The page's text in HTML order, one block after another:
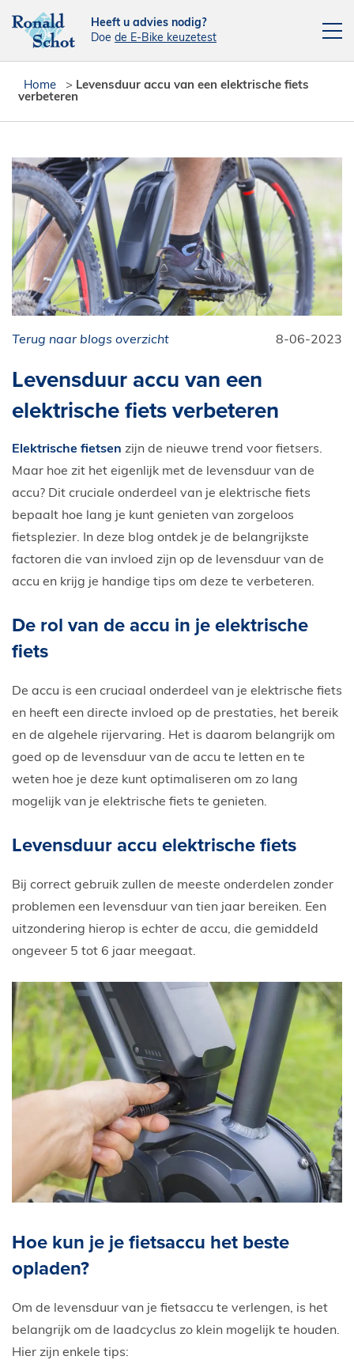
Heeft u advies nodig?
Doe de E-Bike keuzetest
Fietsendragers
Leasefiets
Verhuur
Contact
[php snippet=16]
Home > Levensduur accu van een elektrische fiets
verbeteren
Terug naar blogs overzicht 8-06-2023
Levensduur accu van een
elektrische fiets verbeteren
Elektrische fietsen zijn de nieuwe trend voor fietsers.
Maar hoe zit het eigenlijk met de levensduur van de
accu? Dit cruciale onderdeel van je elektrische fiets
bepaalt hoe lang je kunt genieten van zorgeloos
fietsplezier. In deze blog ontdek je de belangrijkste
factoren die van invloed zijn op de levensduur van de
accu en krijg je handige tips om deze te verbeteren.
De rol van de accu in je elektrische
fiets
De accu is een cruciaal onderdeel van je elektrische fiets
en heeft een directe invloed op de prestaties, het bereik
en de algehele rijervaring. Het is daarom belangrijk om
goed op de levensduur van de accu te letten en te
weten hoe je deze kunt optimaliseren om zo lang
mogelijk van je elektrische fiets te genieten.
Levensduur accu elektrische fiets
Bij correct gebruik zullen de meeste onderdelen zonder
problemen een levensduur van tien jaar bereiken. Een
uitzondering hierop is echter de accu, die gemiddeld
ongeveer 5 tot 6 jaar meegaat.
Hoe kun je je fietsaccu het beste
opladen?
Om de levensduur van je fietsaccu te verlengen, is het
belangrijk om de laadcyclus zo klein mogelijk te houden.
Hier zijn enkele tips: